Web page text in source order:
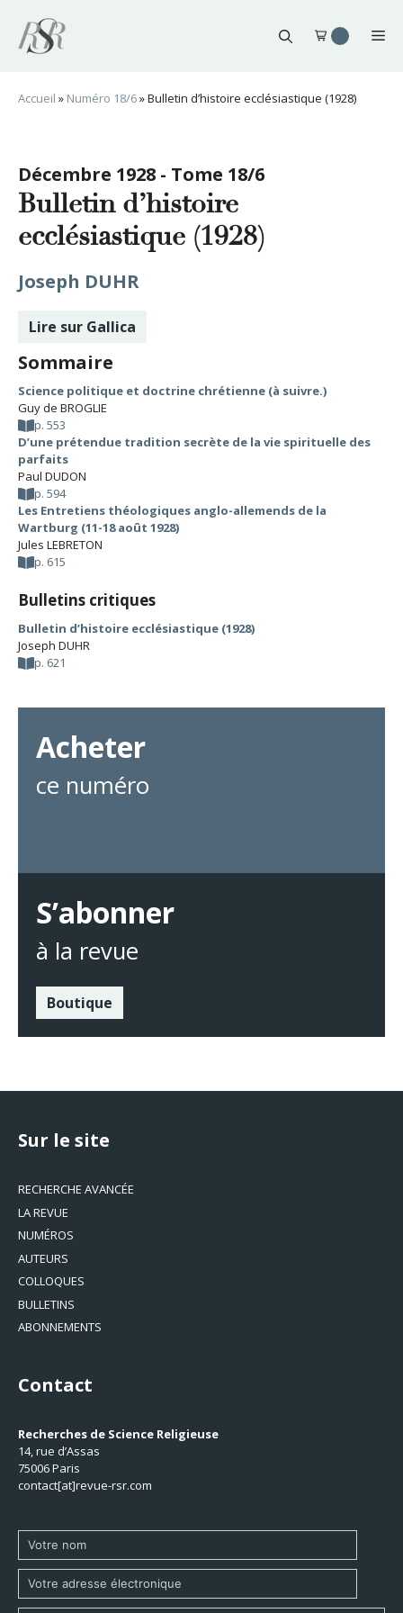
contenu
Accueil » Numéro 18/6»Bulletin d’histoire ecclésiastique (1928)
Décembre 1928 - Tome 18/6
Bulletin d’histoire
ecclésiastique (1928)
Joseph DUHR
Lire sur Gallica
Sommaire
Science politique et doctrine chrétienne (à suivre.)
Guy de BROGLIE
p. 553
D’une prétendue tradition secrète de la vie spirituelle des
parfaits
Paul DUDON
p. 594
Les Entretiens théologiques anglo-allemends de la
Wartburg (11-18 août 1928)
Jules LEBRETON
p. 615
Bulletins critiques
Bulletin d’histoire ecclésiastique (1928)
Joseph DUHR
p. 621
Acheter
ce numéro
S’abonner
à la revue
Boutique
Sur le site
RECHERCHE AVANCÉE
LA REVUE
NUMÉROS
AUTEURS
COLLOQUES
BULLETINS
ABONNEMENTS
Contact
Recherches de Science Religieuse
14, rue d’Assas
75006 Paris
contact[at]revue-rsr.com